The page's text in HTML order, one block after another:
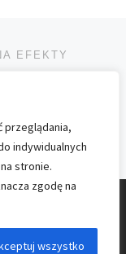
przeglądania,
indywidualnych
stronie.
zgodę na
wszystko
EFEKTY
DO LISTY
O WŁOSACH
zastrzezone